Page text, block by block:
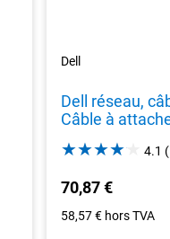
Dell
Dell réseau,
Câble à
4.1
70,87 €
58,57 € hors TVA